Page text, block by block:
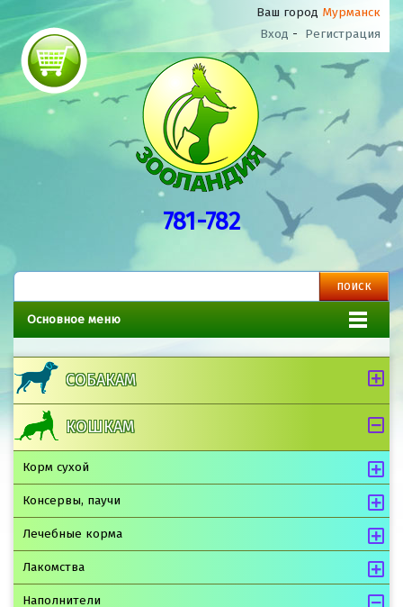
Ваш город Мурманск
Вход - Регистрация
781-782
Основное меню
СОБАКАМ
КОШКАМ
Корм сухой
Консервы, паучи
Лечебные корма
Лакомства
Наполнители